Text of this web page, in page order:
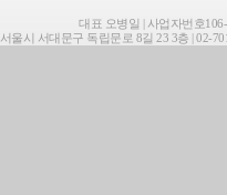
대표 오병일 | 사업자번호
서울시 서대문구 독립문로 8길 23 3층 | 02-